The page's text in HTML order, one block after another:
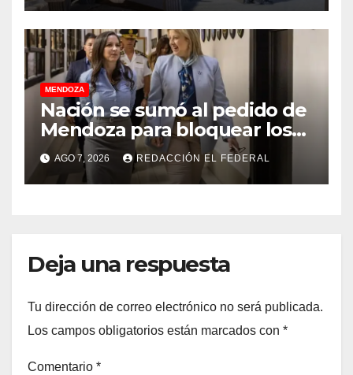
MENDOZA
Nación se sumó al pedido de
Mendoza para bloquear los
celulares en las cárceles de
la provincia
AGO 7, 2026 REDACCIÓN EL FEDERAL
Deja una respuesta
Tu dirección de correo electrónico no será publicada.
Los campos obligatorios están marcados con *
Comentario *